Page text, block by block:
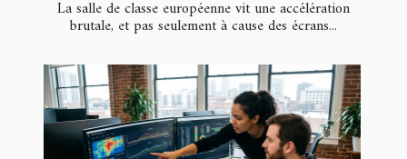
La salle de classe européenne vit une accélération
brutale, et pas seulement à cause des écrans...